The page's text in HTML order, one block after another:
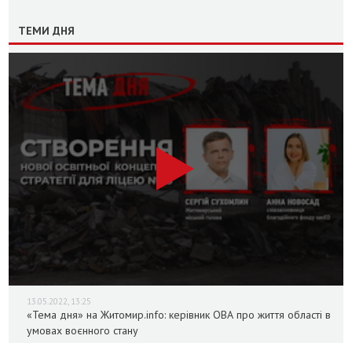
ТЕМИ ДНЯ
13.05.2022, 13:25
«Тема дня» на Житомир.info: керівник ОВА про життя області в
умовах воєнного стану